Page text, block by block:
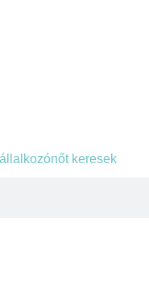
keresek